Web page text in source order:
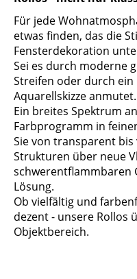
Für jede
etwas finden, das die
Fensterdekoration
Sei es durch moderne
Streifen oder durch ein
Aquarellskizze anmutet.
Ein breites Spektrum
Farbprogramm in
Sie von transparent
Strukturen über neue
schwerentflammbaren
Lösung.
Ob vielfältig und
dezent - unsere Rollos
Objektbereich.